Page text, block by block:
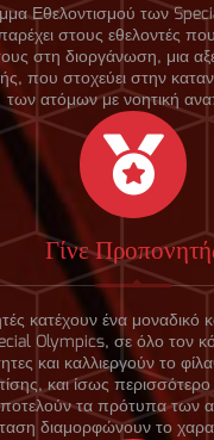
Εθελοντισμού των
στους εθελοντές
στη διοργάνωση, μια
που στοχεύει στην
των ατόμων με νοητική
Γίνε
κατέχουν ένα μοναδικό
Olympics, σε όλο τον
και καλλιεργούν το
και ίσως
τα πρότυπα των
διαμορφώνουν το